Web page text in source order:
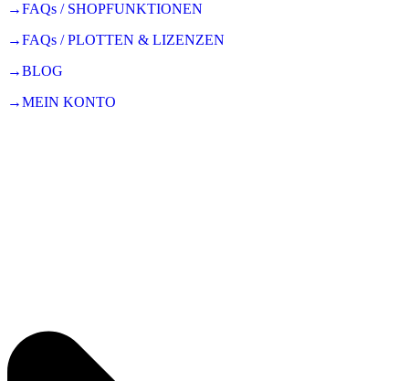
→FAQs / SHOPFUNKTIONEN
→FAQs / PLOTTEN & LIZENZEN
→BLOG
→MEIN KONTO